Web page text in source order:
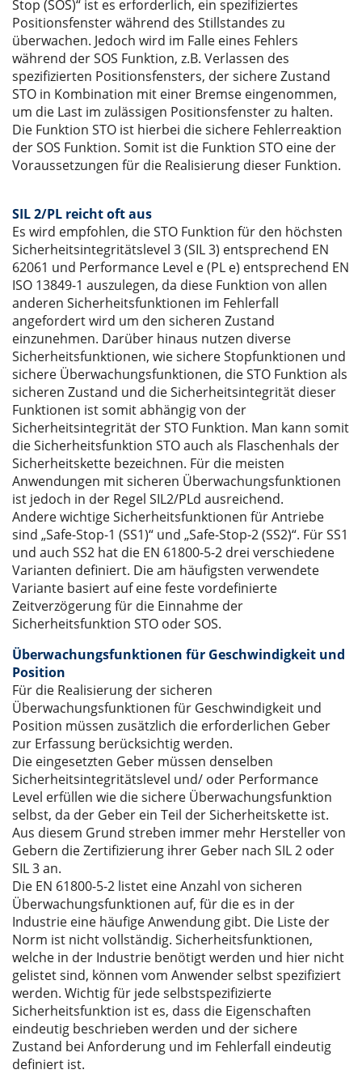
Stop (SOS)“ ist es erforderlich, ein spezifiziertes
Positionsfenster während des Stillstandes zu
überwachen. Jedoch wird im Falle eines Fehlers
während der SOS Funktion, z.B. Verlassen des
spezifizierten Positionsfensters, der sichere Zustand
STO in Kombination mit einer Bremse eingenommen,
um die Last im zulässigen Positionsfenster zu halten.
Die Funktion STO ist hierbei die sichere Fehlerreaktion
der SOS Funktion. Somit ist die Funktion STO eine der
Voraussetzungen für die Realisierung dieser Funktion.
SIL 2/PL reicht oft aus
Es wird empfohlen, die STO Funktion für den höchsten
Sicherheitsintegritätslevel 3 (SIL 3) entsprechend EN
62061 und Performance Level e (PL e) entsprechend EN
ISO 13849-1 auszulegen, da diese Funktion von allen
anderen Sicherheitsfunktionen im Fehlerfall
angefordert wird um den sicheren Zustand
einzunehmen. Darüber hinaus nutzen diverse
Sicherheitsfunktionen, wie sichere Stopfunktionen und
sichere Überwachungsfunktionen, die STO Funktion als
sicheren Zustand und die Sicherheitsintegrität dieser
Funktionen ist somit abhängig von der
Sicherheitsintegrität der STO Funktion. Man kann somit
die Sicherheitsfunktion STO auch als Flaschenhals der
Sicherheitskette bezeichnen. Für die meisten
Anwendungen mit sicheren Überwachungsfunktionen
ist jedoch in der Regel SIL2/PLd ausreichend.
Andere wichtige Sicherheitsfunktionen für Antriebe
sind „Safe-Stop-1 (SS1)“ und „Safe-Stop-2 (SS2)“. Für SS1
und auch SS2 hat die EN 61800-5-2 drei verschiedene
Varianten definiert. Die am häufigsten verwendete
Variante basiert auf eine feste vordefinierte
Zeitverzögerung für die Einnahme der
Sicherheitsfunktion STO oder SOS.
Überwachungsfunktionen für Geschwindigkeit und
Position
Für die Realisierung der sicheren
Überwachungsfunktionen für Geschwindigkeit und
Position müssen zusätzlich die erforderlichen Geber
zur Erfassung berücksichtig werden.
Die eingesetzten Geber müssen denselben
Sicherheitsintegritätslevel und/ oder Performance
Level erfüllen wie die sichere Überwachungsfunktion
selbst, da der Geber ein Teil der Sicherheitskette ist.
Aus diesem Grund streben immer mehr Hersteller von
Gebern die Zertifizierung ihrer Geber nach SIL 2 oder
SIL 3 an.
Die EN 61800-5-2 listet eine Anzahl von sicheren
Überwachungsfunktionen auf, für die es in der
Industrie eine häufige Anwendung gibt. Die Liste der
Norm ist nicht vollständig. Sicherheitsfunktionen,
welche in der Industrie benötigt werden und hier nicht
gelistet sind, können vom Anwender selbst spezifiziert
werden. Wichtig für jede selbstspezifizierte
Sicherheitsfunktion ist es, dass die Eigenschaften
eindeutig beschrieben werden und der sichere
Zustand bei Anforderung und im Fehlerfall eindeutig
definiert ist.